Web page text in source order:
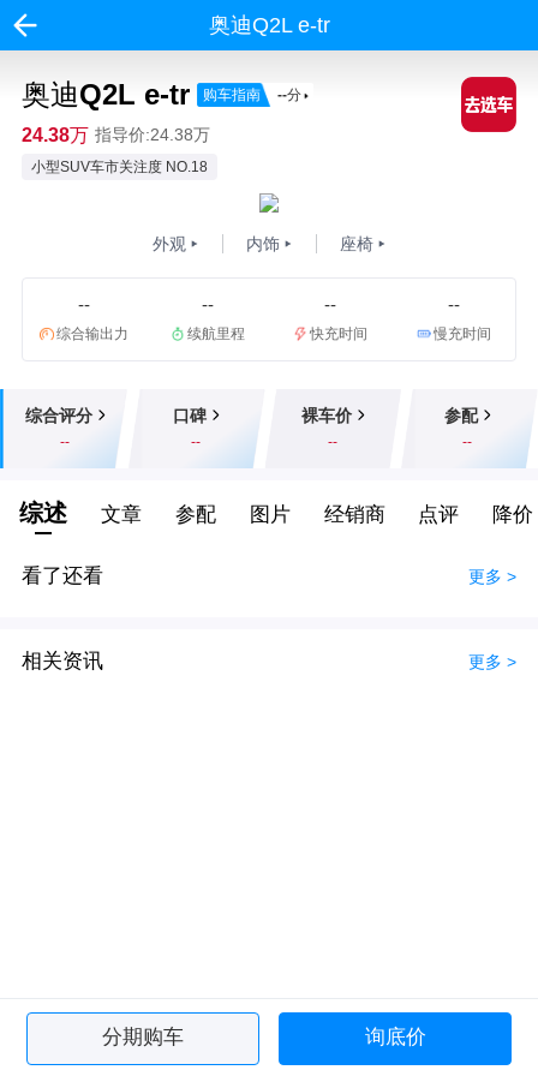
奥迪Q2L e-tr
奥迪Q2L e-tr 购车指南 --分
24.38万 指导价:24.38万
小型SUV车市关注度 NO.18
外观 内饰 座椅
--
综合输出力
--
续航里程
--
快充时间
--
慢充时间
综合评分
--
口碑
--
裸车价
--
参配
--
综述 文章 参配 图片 经销商 点评 降价
看了还看 更多 >
相关资讯 更多 >
分期购车 询底价